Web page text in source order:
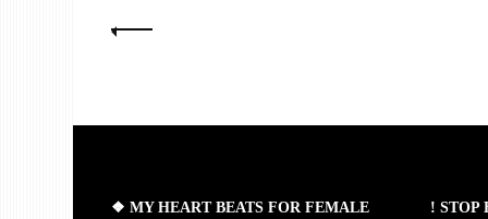
Seitennummerierung
❖ MY HEART BEATS FOR FEMALE
! STOP